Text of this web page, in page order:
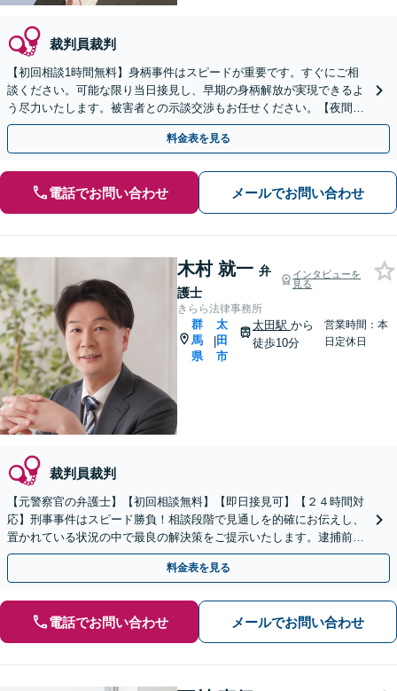
裁判員裁判
【初回相談1時間無料】身柄事件はスピードが重要です。すぐにご相
談ください。可能な限り当日接見し、早期の身柄解放が実現できるよ
う尽力いたします。被害者との示談交渉もお任せください。【夜間・
休日対応可】【完全個室で相談】
料金表を見る
電話でお問い合わせ メールでお問い合わせ
木村 就一 弁
護士
インタビューを
見る
きらら法律事務所
群
馬
県
|
太
田
市
太田駅 から
徒歩10分
営業時間：本
日定休日
裁判員裁判
【元警察官の弁護士】【初回相談無料】【即日接見可】【２４時間対
応】刑事事件はスピード勝負！相談段階で見通しを的確にお伝えし、
置かれている状況の中で最良の解決策をご提示いたします。逮捕前の
示談交渉から公判対応までご依頼者さまに寄り添います
料金表を見る
電話でお問い合わせ メールでお問い合わせ